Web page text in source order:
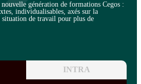
génération de formations Cegos :
individualisables, axés sur la
situation de travail pour plus de
INTRA